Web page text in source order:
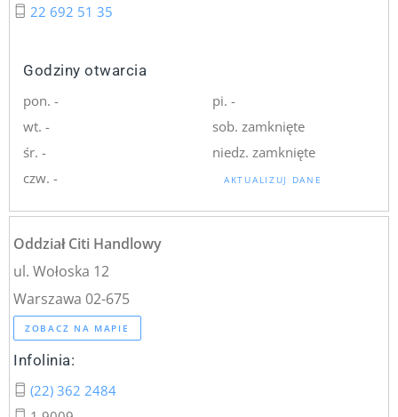
22 692 51 35
Godziny otwarcia
pon. -
wt. -
śr. -
czw. -
pi. -
sob. zamknięte
niedz. zamknięte
AKTUALIZUJ DANE
Oddział Citi Handlowy
ul. Wołoska 12
Warszawa 02-675
ZOBACZ NA MAPIE
Infolinia:
(22) 362 2484